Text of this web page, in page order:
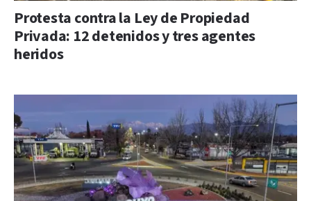
Protesta contra la Ley de Propiedad
Privada: 12 detenidos y tres agentes
heridos